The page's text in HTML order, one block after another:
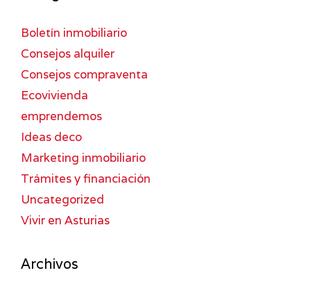
Boletín inmobiliario
Consejos alquiler
Consejos compraventa
Ecovivienda
emprendemos
Ideas deco
Marketing inmobiliario
Trámites y financiación
Uncategorized
Vivir en Asturias
Archivos